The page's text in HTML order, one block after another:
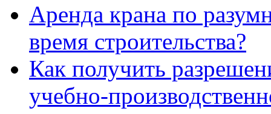
Аренда крана по
время строительства?
Как получить
учебно-